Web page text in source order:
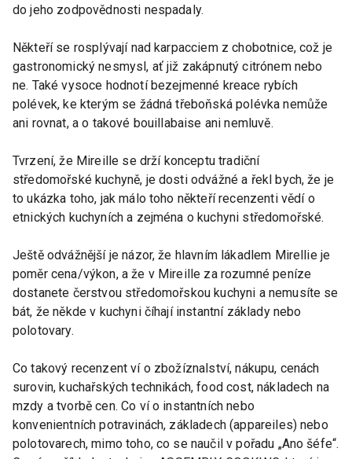
do jeho zodpovědnosti nespadaly.
Někteří se rosplývají nad karpacciem z chobotnice, což je
gastronomický nesmysl, ať již zakápnutý citrónem nebo
ne. Také vysoce hodnotí bezejmenné kreace rybích
polévek, ke kterým se žádná třeboňská polévka nemůže
ani rovnat, a o takové bouillabaise ani nemluvě.
Tvrzení, že Mireille se drží konceptu tradiční
středomořské kuchyně, je dosti odvážné a řekl bych, že je
to ukázka toho, jak málo toho někteří recenzenti vědí o
etnických kuchyních a zejména o kuchyni středomořské.
Ještě odvážnější je názor, že hlavním lákadlem Mirellie je
poměr cena/výkon, a že v Mireille za rozumné peníze
dostanete čerstvou středomořskou kuchyni a nemusíte se
bát, že někde v kuchyni číhají instantní základy nebo
polotovary.
Co takový recenzent ví o zbožíznalství, nákupu, cenách
surovin, kuchařských technikách, food cost, nákladech na
mzdy a tvorbě cen. Co ví o instantních nebo
konvenientních potravinách, základech (appareiles) nebo
polotovarech, mimo toho, co se naučil v pořadu „Ano šéfe“.